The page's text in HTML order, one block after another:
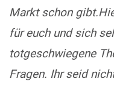
Markt schon
für euch und sich
totgeschwiegene
Fragen. Ihr seid